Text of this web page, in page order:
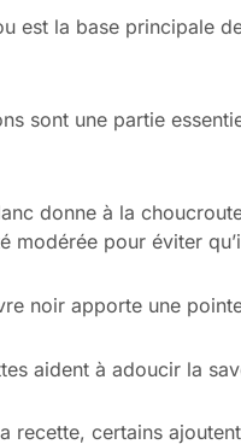
est la base principale
sont une partie
donne à la
modérée pour éviter
noir apporte une
aident à adoucir la
recette, certains